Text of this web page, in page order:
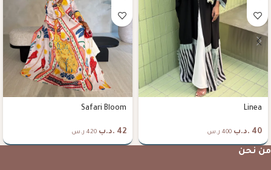
Linea
40 .د.ب 400 ر.س
Safari Bloom
42 .د.ب 420 ر.س
من نحن